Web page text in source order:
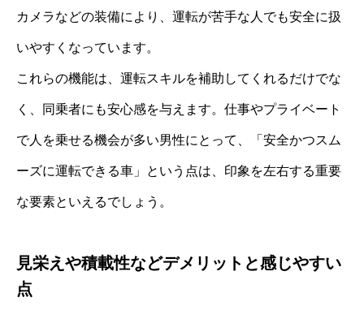
カメラなどの装備により、運転が苦手な人でも安全に扱
いやすくなっています。
これらの機能は、運転スキルを補助してくれるだけでな
く、同乗者にも安心感を与えます。仕事やプライベート
で人を乗せる機会が多い男性にとって、「安全かつスム
ーズに運転できる車」という点は、印象を左右する重要
な要素といえるでしょう。
見栄えや積載性などデメリットと感じやすい
点